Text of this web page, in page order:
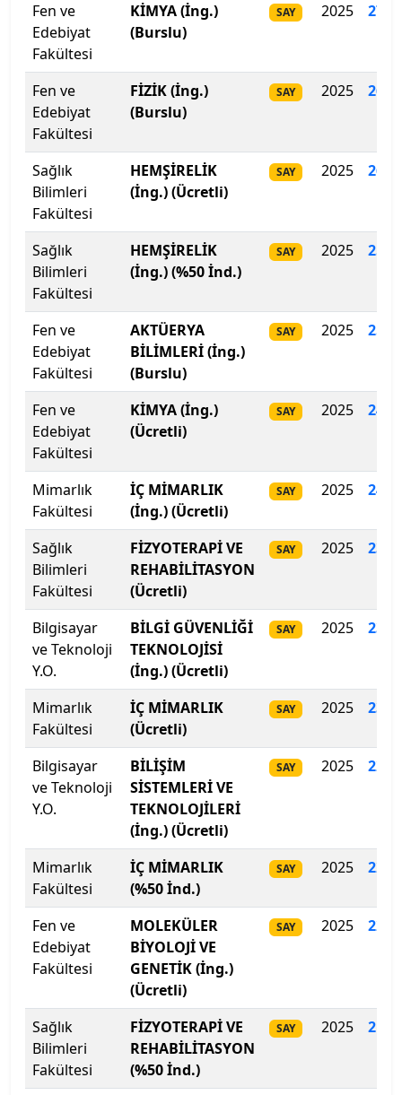
İstanbul Okan Üniversitesi
İstanbul Rumeli Üniversitesi
İstanbul Sabahattin Zaim Üniversitesi
İstanbul Sağlık ve Sosyal Bilimler Meslek Y.O.
İstanbul Sağlık ve Sosyal Bilimler Meslek Y.O.
İstanbul Sağlık ve Teknoloji Üniversitesi
İstanbul Şişli Meslek Y.O.
İstanbul Teknik Üniversitesi
İstanbul Ticaret Üniversitesi
İstanbul Topkapı Üniversitesi
İstanbul Üniversitesi
İstanbul Üniversitesi-Cerrahpaşa
İstanbul Yeni Yüzyıl Üniversitesi
İstinye Üniversitesi
İTÜ-KKTC Eğitim Araştırma Yerleşkesi
İzmir Bakırçay Üniversitesi
İzmir Demokrasi Üniversitesi
İzmir Ekonomi Üniversitesi
İzmir Katip Çelebi Üniversitesi
İzmir Kavram Meslek Y.O.
İzmir Tınaztepe Üniversitesi
İzmir Yüksek Teknoloji Enstitüsü
Kadir Has Üniversitesi
Kafkas Üniversitesi
Kahramanmaraş İstiklal Üniversitesi
Fen ve
Edebiyat
Fakültesi
KİMYA (İng.)
(Burslu)
SAY 2025 271
Fen ve
Edebiyat
Fakültesi
FİZİK (İng.)
(Burslu)
SAY 2025
Sağlık
Bilimleri
Fakültesi
HEMŞİRELİK
(İng.) (Ücretli)
SAY 2025 262
Sağlık
Bilimleri
Fakültesi
HEMŞİRELİK
(İng.) (%50 İnd.)
SAY 2025
Fen ve
Edebiyat
Fakültesi
AKTÜERYA
BİLİMLERİ (İng.)
(Burslu)
SAY 2025
Fen ve
Edebiyat
Fakültesi
KİMYA (İng.)
(Ücretli)
SAY 2025 245
Mimarlık
Fakültesi
İÇ MİMARLIK
(İng.) (Ücretli)
SAY 2025 241
Sağlık
Bilimleri
Fakültesi
FİZYOTERAPİ VE
REHABİLİTASYON
(Ücretli)
SAY 2025 235
Bilgisayar
ve Teknoloji
Y.O.
BİLGİ GÜVENLİĞİ
TEKNOLOJİSİ
(İng.) (Ücretli)
SAY 2025
Mimarlık
Fakültesi
İÇ MİMARLIK
(Ücretli)
SAY 2025
Bilgisayar
ve Teknoloji
Y.O.
BİLİŞİM
SİSTEMLERİ VE
TEKNOLOJİLERİ
(İng.) (Ücretli)
SAY 2025 228
Mimarlık
Fakültesi
İÇ MİMARLIK
(%50 İnd.)
SAY 2025 227
Fen ve
Edebiyat
Fakültesi
MOLEKÜLER
BİYOLOJİ VE
GENETİK (İng.)
(Ücretli)
SAY 2025 221
Sağlık
Bilimleri
Fakültesi
FİZYOTERAPİ VE
REHABİLİTASYON
(%50 İnd.)
SAY 2025